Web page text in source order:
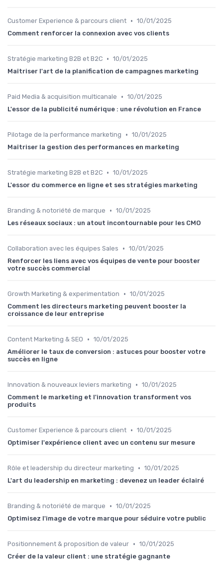
Customer Experience & parcours client • 10/01/2025
Comment renforcer la connexion avec vos clients
Stratégie marketing B2B et B2C • 10/01/2025
Maîtriser l'art de la planification de campagnes marketing
Paid Media & acquisition multicanale • 10/01/2025
L'essor de la publicité numérique : une révolution en France
Pilotage de la performance marketing • 10/01/2025
Maîtriser la gestion des performances en marketing
Stratégie marketing B2B et B2C • 10/01/2025
L'essor du commerce en ligne et ses stratégies marketing
Branding & notoriété de marque • 10/01/2025
Les réseaux sociaux : un atout incontournable pour les CMO
Collaboration avec les équipes Sales • 10/01/2025
Renforcer les liens avec vos équipes de vente pour booster
votre succès commercial
Growth Marketing & experimentation • 10/01/2025
Comment les directeurs marketing peuvent booster la
croissance de leur entreprise
Content Marketing & SEO • 10/01/2025
Améliorer le taux de conversion : astuces pour booster votre
succès en ligne
Innovation & nouveaux leviers marketing • 10/01/2025
Comment le marketing et l'innovation transforment vos
produits
Customer Experience & parcours client • 10/01/2025
Optimiser l'expérience client avec un contenu sur mesure
Rôle et leadership du directeur marketing • 10/01/2025
L'art du leadership en marketing : devenez un leader éclairé
Branding & notoriété de marque • 10/01/2025
Optimisez l'image de votre marque pour séduire votre public
Positionnement & proposition de valeur • 10/01/2025
Créer de la valeur client : une stratégie gagnante